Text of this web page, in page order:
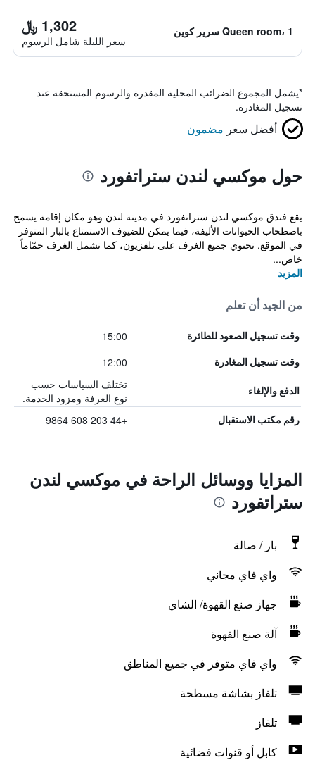
Queen room، 1 سرير كوين 1,302 ﷼
سعر الليلة شامل الرسوم
*يشمل المجموع الضرائب المحلية المقدرة والرسوم المستحقة عند
تسجيل المغادرة.
أفضل سعر مضمون
حول موكسي لندن ستراتفورد
يقع فندق موكسي لندن ستراتفورد في مدينة لندن وهو مكان إقامة يسمح
باصطحاب الحيوانات الأليفة، فيما يمكن للضيوف الاستمتاع بالبار المتوفر
في الموقع. تحتوي جميع الغرف على تلفزيون، كما تشمل الغرف حمّاماً
خاص...
المزيد
من الجيد أن تعلم
وقت تسجيل الصعود للطائرة 15:00
وقت تسجيل المغادرة 12:00
الدفع والإلغاء
تختلف السياسات حسب
نوع الغرفة ومزود الخدمة.
رقم مكتب الاستقبال +44 203 608 9864
المزايا ووسائل الراحة في موكسي لندن
ستراتفورد
بار / صالة
واي فاي مجاني
جهاز صنع القهوة/ الشاي
آلة صنع القهوة
واي فاي متوفر في جميع المناطق
تلفاز بشاشة مسطحة
تلفاز
كابل أو قنوات فضائية